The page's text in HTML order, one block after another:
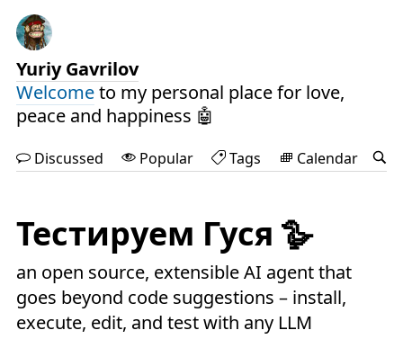
Yuriy Gavrilov
Welcometo my personal place for love,
peace and happiness 🤖
Discussed Popular Tags Calendar
Тестируем Гуся 🪿
an open source, extensible AI agent that
goes beyond code suggestions – install,
execute, edit, and test with any LLM